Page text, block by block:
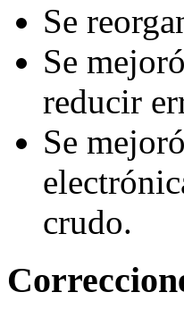
Se
Se
reducir
Se
crudo.